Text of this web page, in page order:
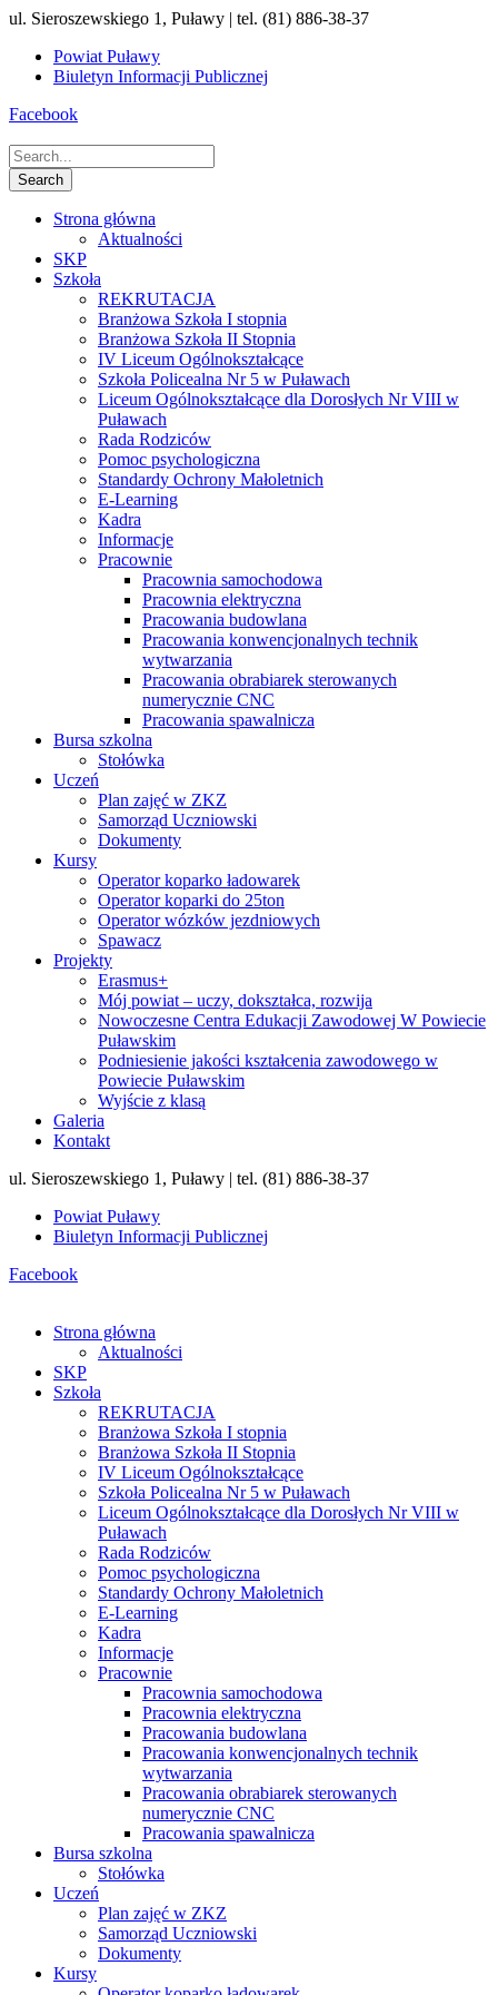
ul. Sieroszewskiego 1, Puławy | tel. (81) 886-38-37
Powiat Puławy
Biuletyn Informacji Publicznej
Facebook
Strona główna
Aktualności
SKP
Szkoła
REKRUTACJA
Branżowa Szkoła I stopnia
Branżowa Szkoła II Stopnia
IV Liceum Ogólnokształcące
Szkoła Policealna Nr 5 w Puławach
Liceum Ogólnokształcące dla Dorosłych Nr VIII w
Puławach
Rada Rodziców
Pomoc psychologiczna
Standardy Ochrony Małoletnich
E-Learning
Kadra
Informacje
Pracownie
Pracownia samochodowa
Pracownia elektryczna
Pracowania budowlana
Pracowania konwencjonalnych technik
wytwarzania
Pracowania obrabiarek sterowanych
numerycznie CNC
Pracowania spawalnicza
Bursa szkolna
Stołówka
Uczeń
Plan zajęć w ZKZ
Samorząd Uczniowski
Dokumenty
Kursy
Operator koparko ładowarek
Operator koparki do 25ton
Operator wózków jezdniowych
Spawacz
Projekty
Erasmus+
Mój powiat – uczy, dokształca, rozwija
Nowoczesne Centra Edukacji Zawodowej W Powiecie
Puławskim
Podniesienie jakości kształcenia zawodowego w
Powiecie Puławskim
Wyjście z klasą
Galeria
Kontakt
ul. Sieroszewskiego 1, Puławy | tel. (81) 886-38-37
Powiat Puławy
Biuletyn Informacji Publicznej
Facebook
Strona główna
Aktualności
SKP
Szkoła
REKRUTACJA
Branżowa Szkoła I stopnia
Branżowa Szkoła II Stopnia
IV Liceum Ogólnokształcące
Szkoła Policealna Nr 5 w Puławach
Liceum Ogólnokształcące dla Dorosłych Nr VIII w
Puławach
Rada Rodziców
Pomoc psychologiczna
Standardy Ochrony Małoletnich
E-Learning
Kadra
Informacje
Pracownie
Pracownia samochodowa
Pracownia elektryczna
Pracowania budowlana
Pracowania konwencjonalnych technik
wytwarzania
Pracowania obrabiarek sterowanych
numerycznie CNC
Pracowania spawalnicza
Bursa szkolna
Stołówka
Uczeń
Plan zajęć w ZKZ
Samorząd Uczniowski
Dokumenty
Kursy